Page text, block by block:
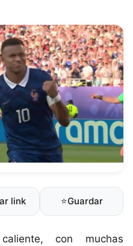
link ⭐Guardar
con muchas